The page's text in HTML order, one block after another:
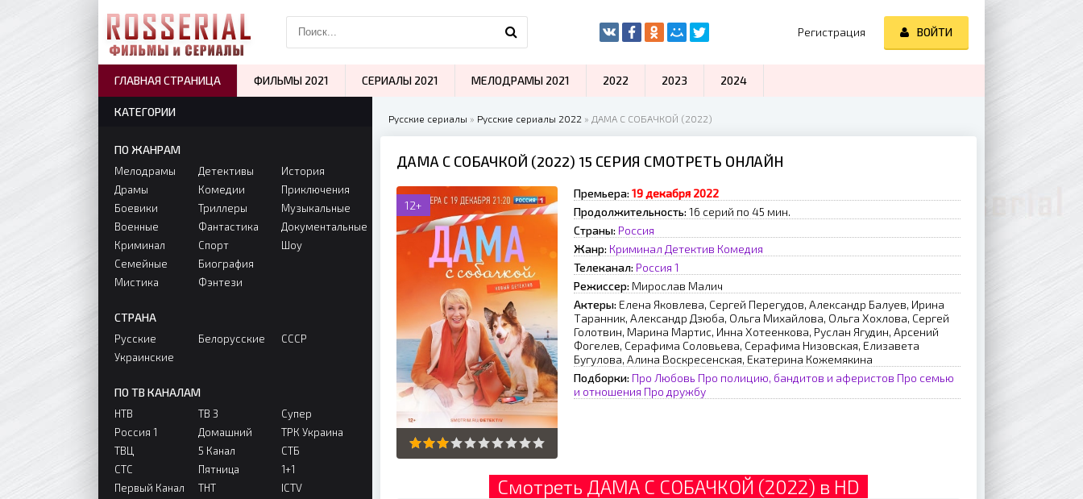
Русские сериалы » Русские сериалы 2022 » ДАМА С СОБАЧКОЙ (2022)
ДАМА С СОБАЧКОЙ (2022) 15 СЕРИЯ СМОТРЕТЬ ОНЛАЙН
12+
Премьера: 19 декабря 2022
Продолжительность: 16 серий по 45 мин.
Страны: Россия
Жанр: Криминал Детектив Комедия
Телеканал: Россия 1
Режиссер: Mиpocлaв Maлич
Актеры: Елена Яковлева, Сергей Перегудов, Александр Балуев, Ирина
Таранник, Александр Дзюба, Ольга Михайлова, Ольга Хохлова, Сергей
Голотвин, Марина Мартис, Инна Хотеенкова, Руслан Ягудин, Арсений
Фогелев, Серафима Соловьева, Серафима Низовская, Елизавета
Бугулова, Алина Воскресенская, Екатерина Кожемякина
Подборки: Про Любовь Про полицию, бандитов и аферистов Про семью
и отношения Про дружбу
Смотреть ДАМА С СОБАЧКОЙ (2022) в HD
КАТЕГОРИИ
ПО ЖАНРАМ
Мелодрамы
Драмы
Боевики
Военные
Криминал
Семейные
Мистика
Детективы
Комедии
Триллеры
Фантастика
Спорт
Биография
Фэнтези
История
Приключения
Музыкальные
Документальные
Шоу
СТРАНА
Русские
Украинские
Белорусские СССР
ПО ТВ КАНАЛАМ
НТВ
Россия 1
ТВЦ
СТС
Первый Канал
ТВ 3
Домашний
5 Канал
Пятница
ТНТ
Супер
ТРК Украина
СТБ
1+1
ICTV
Регистрация ВОЙТИ
ГЛАВНАЯ СТРАНИЦА ФИЛЬМЫ 2021 СЕРИАЛЫ 2021 МЕЛОДРАМЫ 2021 2022 2023 2024